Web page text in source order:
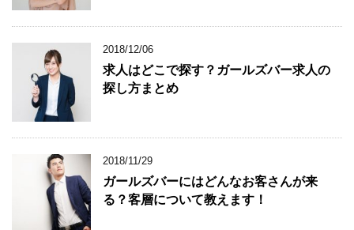
2018/12/06
求人はどこで探す？ガールズバー求人の
探し方まとめ
2018/11/29
ガールズバーにはどんなお客さんが来
る？客層について教えます！